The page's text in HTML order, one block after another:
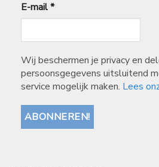
E-mail*
Wij beschermen je privacy en
persoonsgegevens uitsluitend
service mogelijk maken. Lees